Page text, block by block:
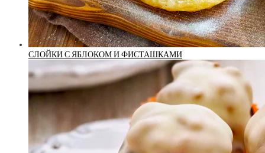
СЛОЙКИ С ЯБЛОКОМ И ФИСТАШКАМИ